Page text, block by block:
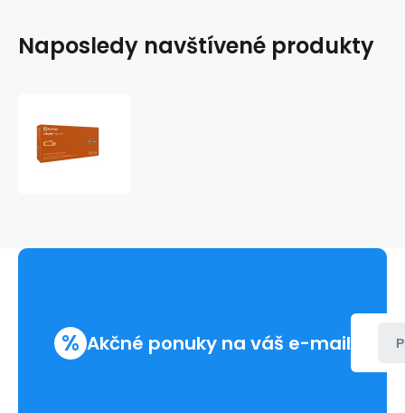
Naposledy navštívené produkty
% Akčné ponuky na váš e-mail